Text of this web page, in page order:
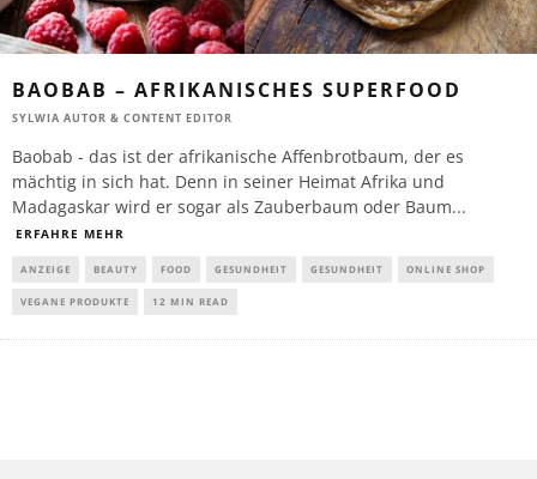
BAOBAB – AFRIKANISCHES SUPERFOOD
SYLWIA AUTOR & CONTENT EDITOR
Baobab - das ist der afrikanische Affenbrotbaum, der es
mächtig in sich hat. Denn in seiner Heimat Afrika und
Madagaskar wird er sogar als Zauberbaum oder Baum...
ERFAHRE MEHR
ANZEIGE BEAUTY FOOD GESUNDHEIT GESUNDHEIT ONLINE SHOP
VEGANE PRODUKTE 12 MIN READ